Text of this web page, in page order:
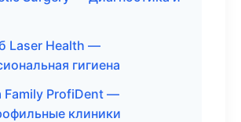
Laser Health —
гигиена
Family ProfiDent —
клиники